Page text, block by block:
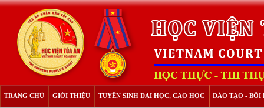
TRANG CHỦ GIỚI THIỆU TUYỂN SINH ĐẠI HỌC, CAO HỌC ĐÀO TẠO - BỒI